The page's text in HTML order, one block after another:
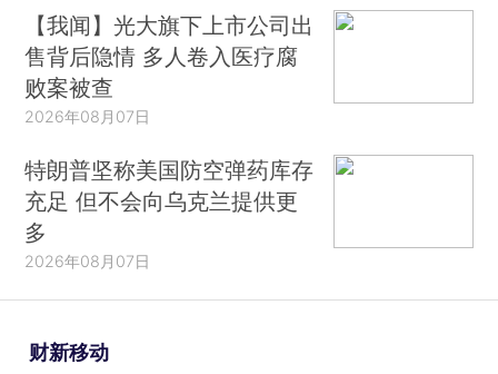
【我闻】光大旗下上市公司出
售背后隐情 多人卷入医疗腐
败案被查
2026年08月07日
特朗普坚称美国防空弹药库存
充足 但不会向乌克兰提供更
多
2026年08月07日
财新移动